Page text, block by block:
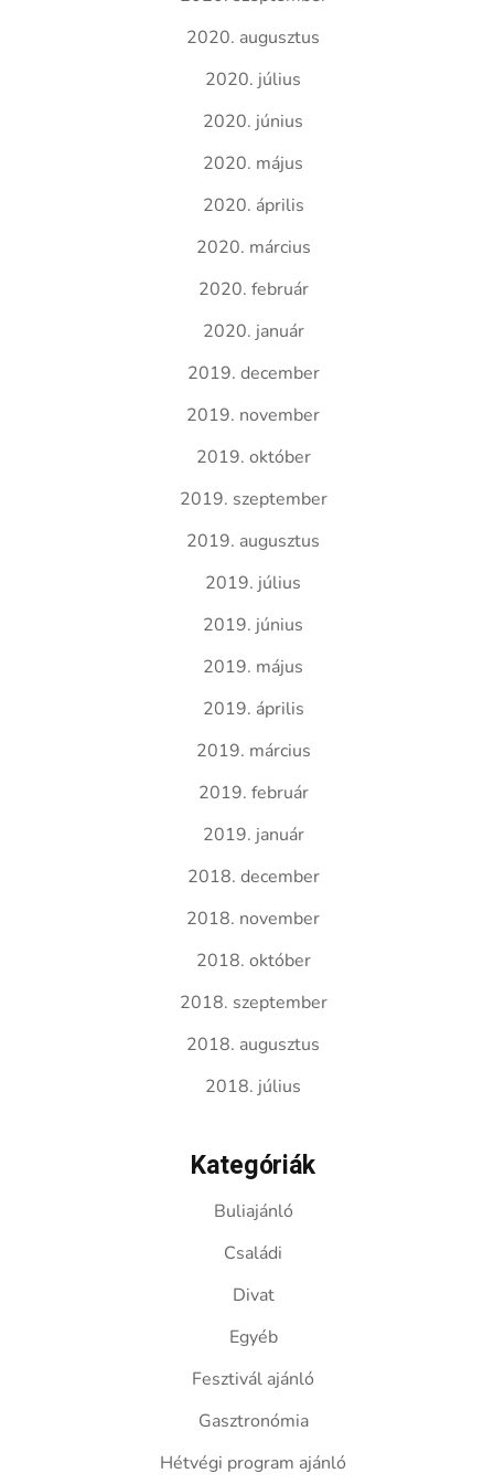
2020. augusztus
2020. július
2020. június
2020. május
2020. április
2020. március
2020. február
2020. január
2019. december
2019. november
2019. október
2019. szeptember
2019. augusztus
2019. július
2019. június
2019. május
2019. április
2019. március
2019. február
2019. január
2018. december
2018. november
2018. október
2018. szeptember
2018. augusztus
2018. július
Kategóriák
Buliajánló
Családi
Divat
Egyéb
Fesztivál ajánló
Gasztronómia
Hétvégi program ajánló